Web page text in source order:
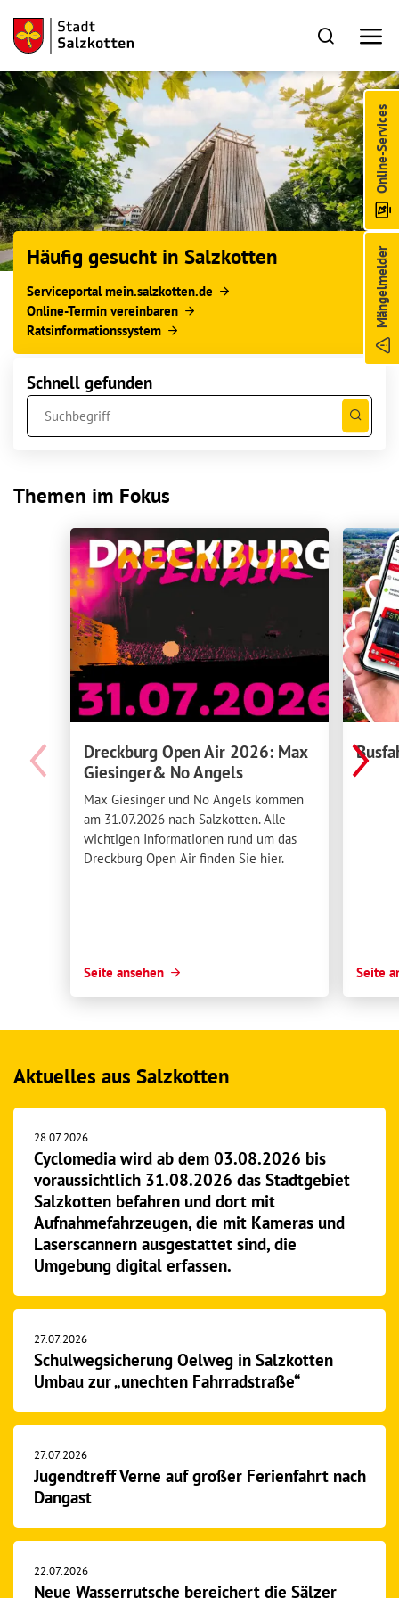
Mängelmelder
Online-Services
Häufig gesucht in Salzkotten
Serviceportal mein.salzkotten.de
Online-Termin vereinbaren
Ratsinformationssystem
Schnell gefunden
Themen im Fokus
Dreckburg Open Air 2026: Max
Giesinger& No Angels
Max Giesinger und No Angels kommen
am 31.07.2026 nach Salzkotten. Alle
wichtigen Informationen rund um das
Dreckburg Open Air finden Sie hier.
Seite ansehen Seite
Aktuelles aus Salzkotten
28.07.2026
Cyclomedia wird ab dem 03.08.2026 bis
voraussichtlich 31.08.2026 das Stadtgebiet
Salzkotten befahren und dort mit
Aufnahmefahrzeugen, die mit Kameras und
Laserscannern ausgestattet sind, die
Umgebung digital erfassen.
27.07.2026
Schulwegsicherung Oelweg in Salzkotten
Umbau zur „unechten Fahrradstraße“
27.07.2026
Jugendtreff Verne auf großer Ferienfahrt nach
Dangast
22.07.2026
Neue Wasserrutsche bereichert die Sälzer